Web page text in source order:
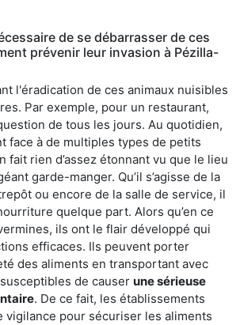
de se débarrasser de ces
prévenir leur invasion à Pézilla-
l'éradication de ces animaux nuisibles
Par exemple, pour un restaurant,
de tous les jours. Au quotidien,
face à de multiples types de petits
fait rien d’assez étonnant vu que le lieu
garde-manger. Qu’il s’agisse de la
ou encore de la salle de service, il
quelque part. Alors qu’en ce
ils ont le flair développé qui
efficaces. Ils peuvent porter
des aliments en transportant avec
de causer une sérieuse
. De ce fait, les établissements
vigilance pour sécuriser les aliments